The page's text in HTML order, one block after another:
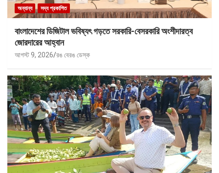
অন্যান্য সদ্য প্রকাশিত
বাংলাদেশের ডিজিটাল ভবিষ্যৎ গড়তে সরকারি-বেসরকারি অংশীদারত্ব
জোরদারের আহ্বান
আগস্ট 9, 2026 রঙ বেরঙ ডেস্ক